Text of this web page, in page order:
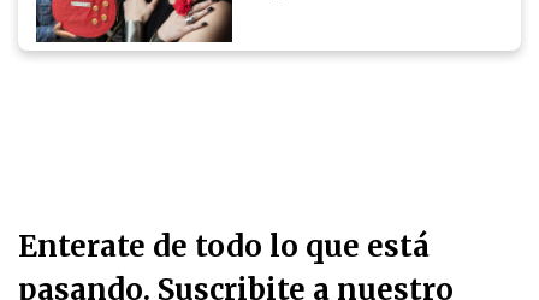
Enterate de todo lo que está
pasando. Suscribite a nuestro